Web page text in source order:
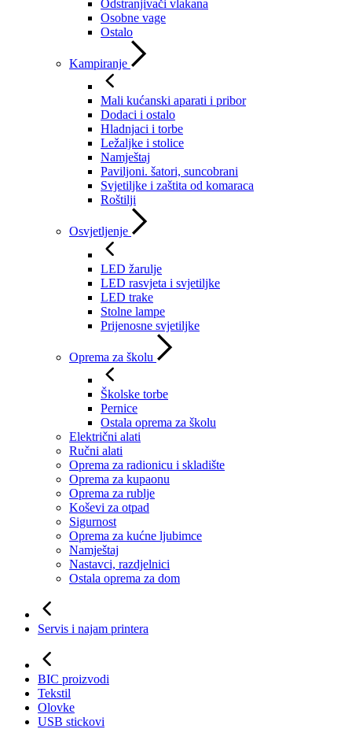
Odstranjivači vlakana
Osobne vage
Ostalo
Kampiranje
Mali kućanski aparati i pribor
Dodaci i ostalo
Hladnjaci i torbe
Ležaljke i stolice
Namještaj
Paviljoni. šatori, suncobrani
Svjetiljke i zaštita od komaraca
Roštilji
Osvjetljenje
LED žarulje
LED rasvjeta i svjetiljke
LED trake
Stolne lampe
Prijenosne svjetiljke
Oprema za školu
Školske torbe
Pernice
Ostala oprema za školu
Električni alati
Ručni alati
Oprema za radionicu i skladište
Oprema za kupaonu
Oprema za rublje
Koševi za otpad
Sigurnost
Oprema za kućne ljubimce
Namještaj
Nastavci, razdjelnici
Ostala oprema za dom
Servis i najam printera
BIC proizvodi
Tekstil
Olovke
USB stickovi